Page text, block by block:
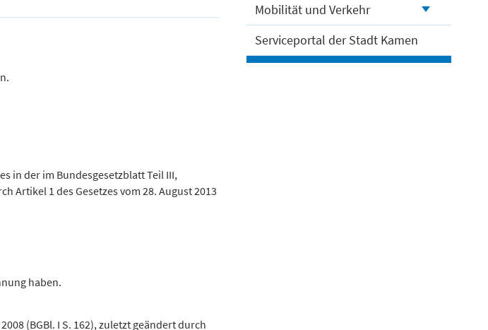
in der im Bundesgesetzblatt Teil III,
Artikel 1 des Gesetzes vom 28. August 2013
haben.
(BGBl. I S. 162), zuletzt geändert durch
Mobilität und Verkehr
Serviceportal der Stadt Kamen